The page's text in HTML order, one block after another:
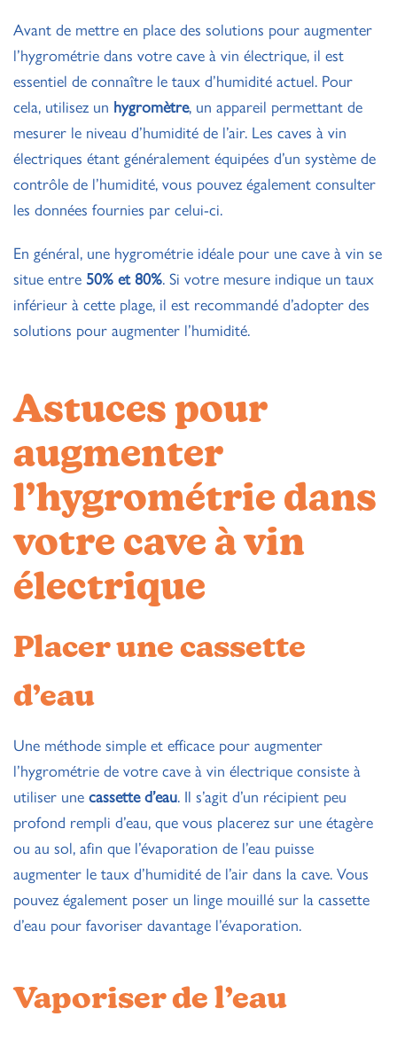
Avant de mettre en place des solutions pour augmenter
l’hygrométrie dans votre cave à vin électrique, il est
essentiel de connaître le taux d’humidité actuel. Pour
cela, utilisez un hygromètre, un appareil permettant de
mesurer le niveau d’humidité de l’air. Les caves à vin
électriques étant généralement équipées d’un système de
contrôle de l’humidité, vous pouvez également consulter
les données fournies par celui-ci.
En général, une hygrométrie idéale pour une cave à vin se
situe entre 50% et 80%. Si votre mesure indique un taux
inférieur à cette plage, il est recommandé d’adopter des
solutions pour augmenter l’humidité.
Astuces pour
augmenter
l’hygrométrie dans
votre cave à vin
électrique
Placer une cassette
d’eau
Une méthode simple et efficace pour augmenter
l’hygrométrie de votre cave à vin électrique consiste à
utiliser une cassette d’eau. Il s’agit d’un récipient peu
profond rempli d’eau, que vous placerez sur une étagère
ou au sol, afin que l’évaporation de l’eau puisse
augmenter le taux d’humidité de l’air dans la cave. Vous
pouvez également poser un linge mouillé sur la cassette
d’eau pour favoriser davantage l’évaporation.
Vaporiser de l’eau